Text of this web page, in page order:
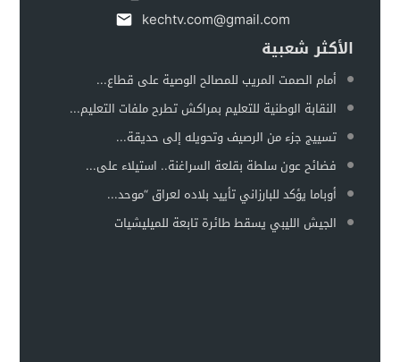
kechtv.com@gmail.com
الأكثر شعبية
أمام الصمت المريب للمصالح الوصية على قطاع...
النقابة الوطنية للتعليم بمراكش تطرح ملفات التعليم...
تسييج جزء من الرصيف وتحويله إلى حديقة...
فضائح عون سلطة بقلعة السراغنة.. استيلاء على...
أوباما يؤكد للبارزاني تأييد بلاده لعراق “موحد...
الجيش الليبي يسقط طائرة تابعة للميليشيات